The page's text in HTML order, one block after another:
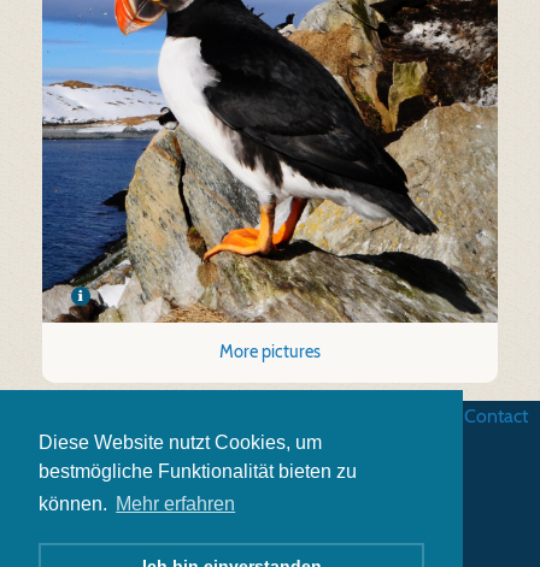
Diese Website nutzt Cookies, um
bestmögliche Funktionalität bieten zu
können. Mehr erfahren
More pictures
Contact